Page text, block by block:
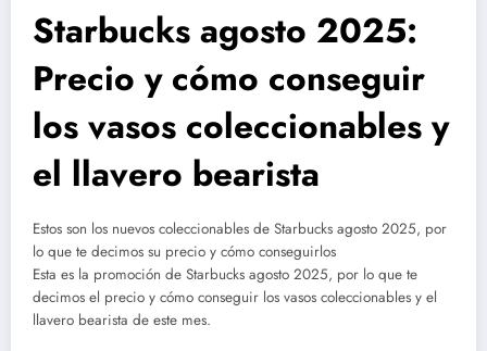
Starbucks agosto 2025:
Precio y cómo conseguir
los vasos coleccionables y
el llavero bearista
Estos son los nuevos coleccionables de Starbucks agosto 2025, por
lo que te decimos su precio y cómo conseguirlos
Esta es la promoción de Starbucks agosto 2025, por lo que te
decimos el precio y cómo conseguir los vasos coleccionables y el
llavero bearista de este mes.